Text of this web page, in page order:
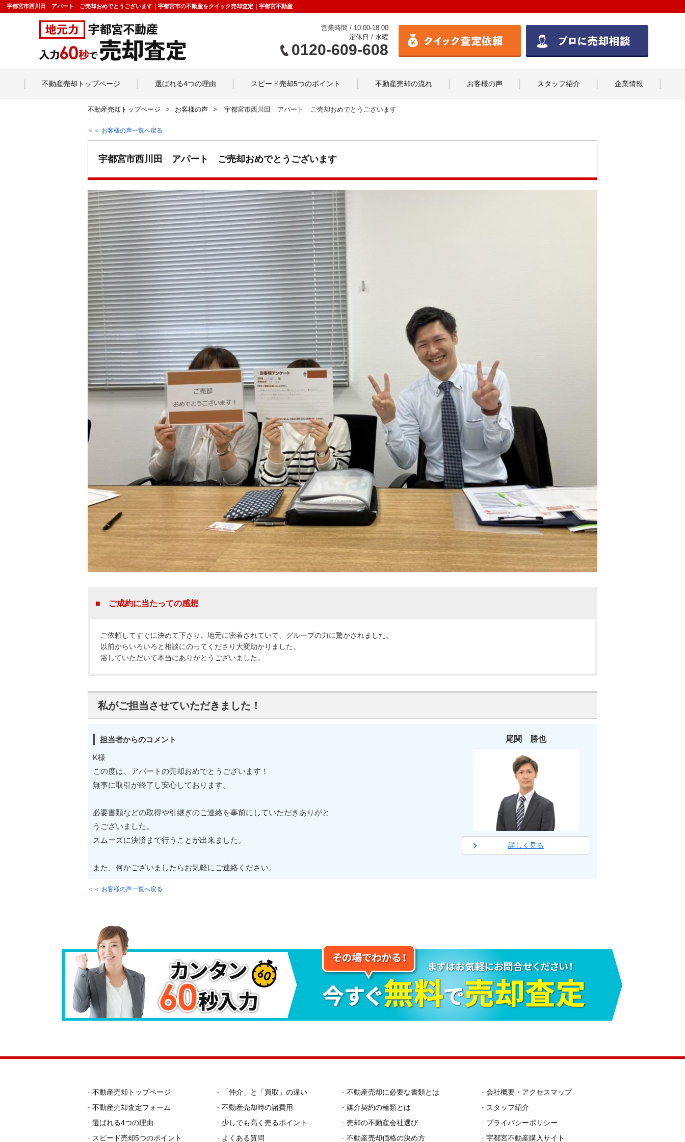
宇都宮市西川田 アパート ご売却おめでとうございます｜宇都宮市の不動産をクイック売却査定｜宇都宮不動産
営業時間 / 10:00-18:00
定休日 / 水曜
0120-609-608
不動産売却トップページ 選ばれる4つの理由 スピード売却5つのポイント 不動産売却の流れ お客様の声 スタッフ紹介 企業情報
不動産売却トップページ お客様の声 宇都宮市西川田 アパート ご売却おめでとうございます
＜＜ お客様の声一覧へ戻る
宇都宮市西川田 アパート ご売却おめでとうございます
■ ご成約に当たっての感想
ご依頼してすぐに決めて下さり、地元に密着されていて、グループの力に驚かされました。
以前からいろいろと相談にのってくださり大変助かりました。
浴していただいて本当にありがとうございました。
私がご担当させていただきました！
担当者からのコメント
K様
この度は、アパートの売却おめでとうございます！
無事に取引が終了し安心しております。
必要書類などの取得や引継ぎのご連絡を事前にしていただきありがと
うございました。
スムーズに決済まで行うことが出来ました。
また、何かございましたらお気軽にご連絡ください。
尾関 勝也
詳しく見る
＜＜ お客様の声一覧へ戻る
不動産売却トップページ
不動産売却査定フォーム
選ばれる4つの理由
スピード売却5つのポイント
「仲介」と「買取」の違い
不動産売却時の諸費用
少しでも高く売るポイント
よくある質問
不動産売却に必要な書類とは
媒介契約の種類とは
売却の不動産会社選び
不動産売却価格の決め方
会社概要・アクセスマップ
スタッフ紹介
プライバシーポリシー
宇都宮不動産購入サイト